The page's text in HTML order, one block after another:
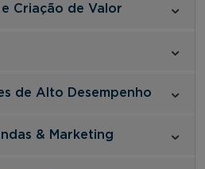
Criação de Valor
de Alto Desempenho
& Marketing